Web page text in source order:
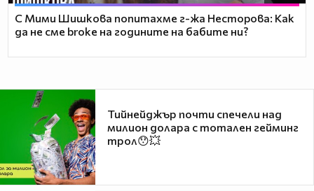
С Мими Шишкова попитахме г-жа Несторова: Как
да не сме broke на годините на бабите ни?
Тийнейджър почти спечели над
милион долара с тотален гейминг
трол😯💥